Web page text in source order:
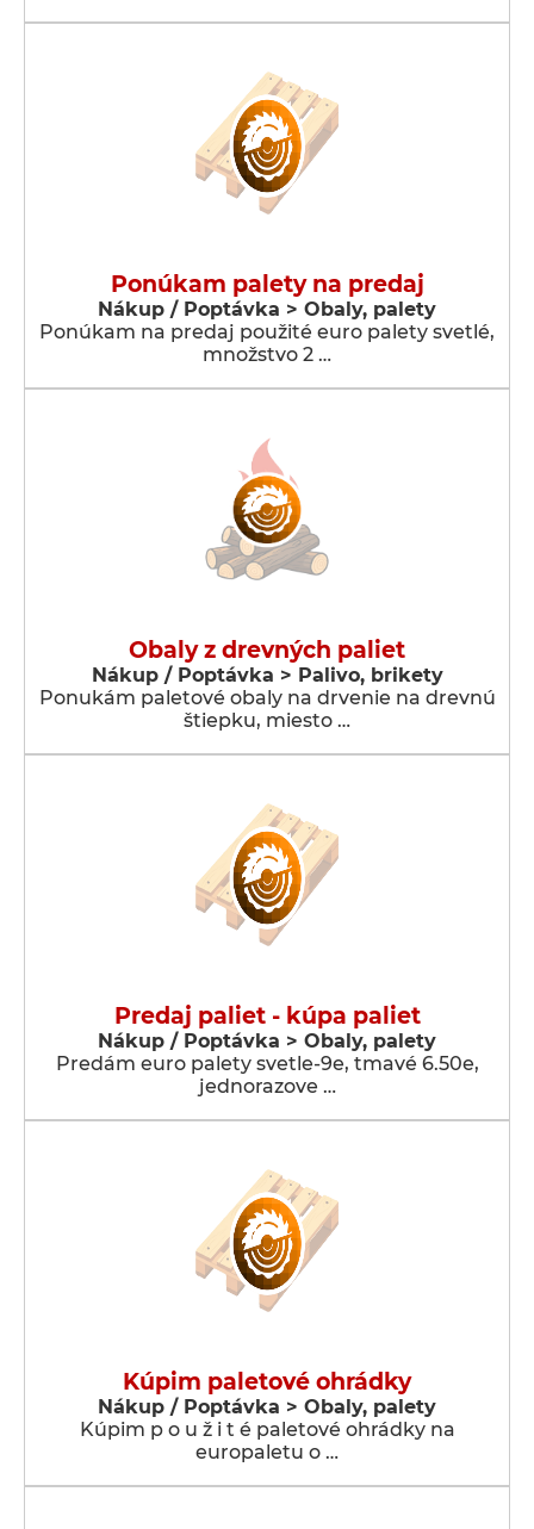
Ponúkam palety na predaj
Nákup / Poptávka > Obaly, palety
Ponúkam na predaj použité euro palety svetlé,
množstvo 2 …
Obaly z drevných paliet
Nákup / Poptávka > Palivo, brikety
Ponukám paletové obaly na drvenie na drevnú
štiepku, miesto …
Predaj paliet - kúpa paliet
Nákup / Poptávka > Obaly, palety
Predám euro palety svetle-9e, tmavé 6.50e,
jednorazove …
Kúpim paletové ohrádky
Nákup / Poptávka > Obaly, palety
Kúpim p o u ž i t é paletové ohrádky na
europaletu o …